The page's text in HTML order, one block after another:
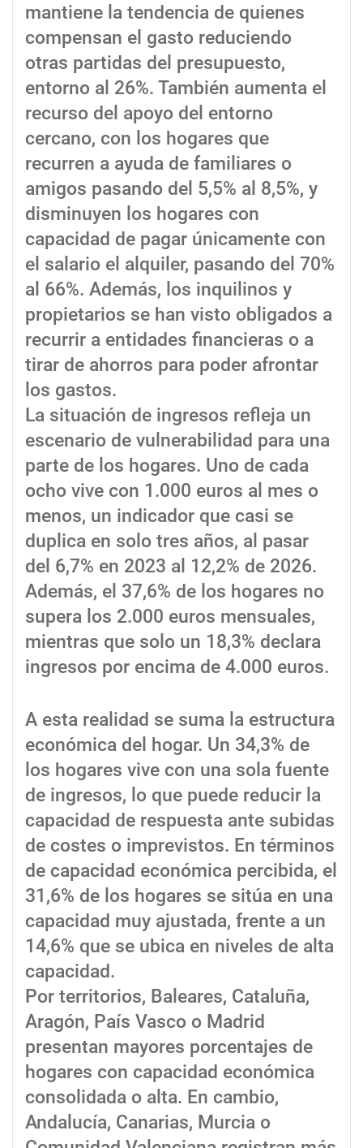
mantiene la tendencia de quienes
compensan el gasto reduciendo
otras partidas del presupuesto,
entorno al 26%. También aumenta el
recurso del apoyo del entorno
cercano, con los hogares que
recurren a ayuda de familiares o
amigos pasando del 5,5% al 8,5%, y
disminuyen los hogares con
capacidad de pagar únicamente con
el salario el alquiler, pasando del 70%
al 66%. Además, los inquilinos y
propietarios se han visto obligados a
recurrir a entidades financieras o a
tirar de ahorros para poder afrontar
los gastos.
La situación de ingresos refleja un
escenario de vulnerabilidad para una
parte de los hogares. Uno de cada
ocho vive con 1.000 euros al mes o
menos, un indicador que casi se
duplica en solo tres años, al pasar
del 6,7% en 2023 al 12,2% de 2026.
Además, el 37,6% de los hogares no
supera los 2.000 euros mensuales,
mientras que solo un 18,3% declara
ingresos por encima de 4.000 euros.
A esta realidad se suma la estructura
económica del hogar. Un 34,3% de
los hogares vive con una sola fuente
de ingresos, lo que puede reducir la
capacidad de respuesta ante subidas
de costes o imprevistos. En términos
de capacidad económica percibida, el
31,6% de los hogares se sitúa en una
capacidad muy ajustada, frente a un
14,6% que se ubica en niveles de alta
capacidad.
Por territorios, Baleares, Cataluña,
Aragón, País Vasco o Madrid
presentan mayores porcentajes de
hogares con capacidad económica
consolidada o alta. En cambio,
Andalucía, Canarias, Murcia o